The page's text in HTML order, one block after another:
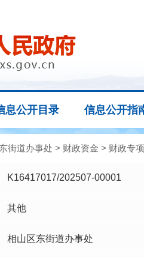
息公开目录 信息公开指
街道办事处 > 财政资金 > 财政专
K16417017/202507-00001
其他
相山区东街道办事处